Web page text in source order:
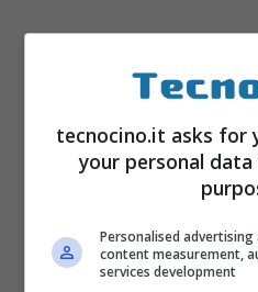
tecnocino.it asks for
your personal
Personalised
content measurement,
services development